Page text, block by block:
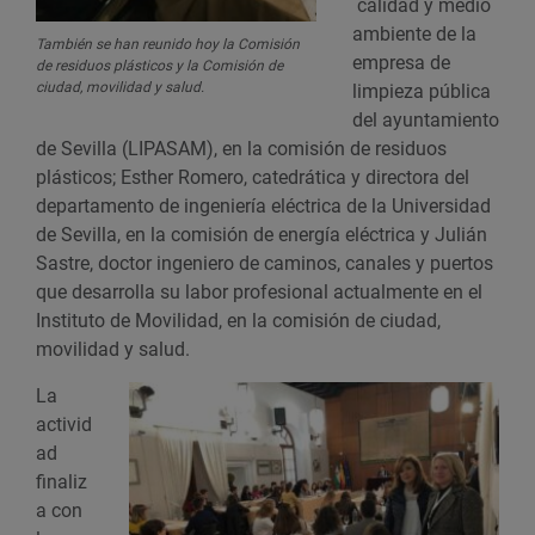
También se han reunido hoy la Comisión
de residuos plásticos y la Comisión de
ciudad, movilidad y salud.
calidad y medio
ambiente de la
empresa de
limpieza pública
del ayuntamiento
de Sevilla (LIPASAM), en la comisión de residuos
plásticos; Esther Romero, catedrática y directora del
departamento de ingeniería eléctrica de la Universidad
de Sevilla, en la comisión de energía eléctrica y Julián
Sastre, doctor ingeniero de caminos, canales y puertos
que desarrolla su labor profesional actualmente en el
Instituto de Movilidad, en la comisión de ciudad,
movilidad y salud.
La
activid
ad
finaliz
a con